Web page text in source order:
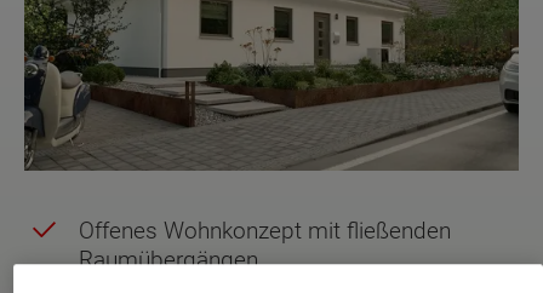
Offenes Wohnkonzept mit fließenden
Raumübergängen